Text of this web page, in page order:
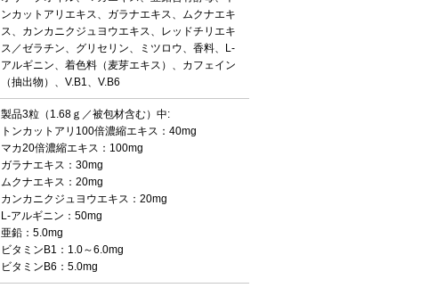
ンカットアリエキス、ガラナエキス、ムクナエキ
ス、カンカニクジュヨウエキス、レッドチリエキ
ス／ゼラチン、グリセリン、ミツロウ、香料、L-
アルギニン、着色料（麦芽エキス）、カフェイン
（抽出物）、V.B1、V.B6
製品3粒（1.68ｇ／被包材含む）中:
トンカットアリ100倍濃縮エキス：40mg
マカ20倍濃縮エキス：100mg
ガラナエキス：30mg
ムクナエキス：20mg
カンカニクジュヨウエキス：20mg
L-アルギニン：50mg
亜鉛：5.0mg
ビタミンB1：1.0～6.0mg
ビタミンB6：5.0mg